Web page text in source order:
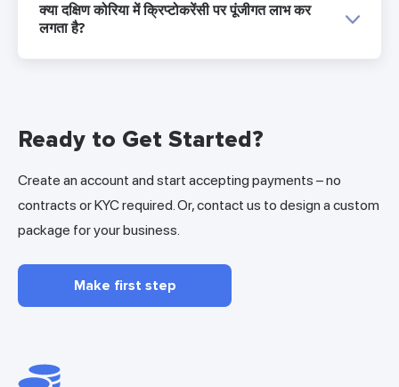
क्या दक्षिण कोरिया में क्रिप्टोकरेंसी पर पूंजीगत लाभ कर
लगता है?
Ready to Get Started?
Create an account and start accepting payments – no
contracts or KYC required. Or, contact us to design a custom
package for your business.
Make first step